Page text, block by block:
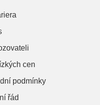
cen
podmínky
řád